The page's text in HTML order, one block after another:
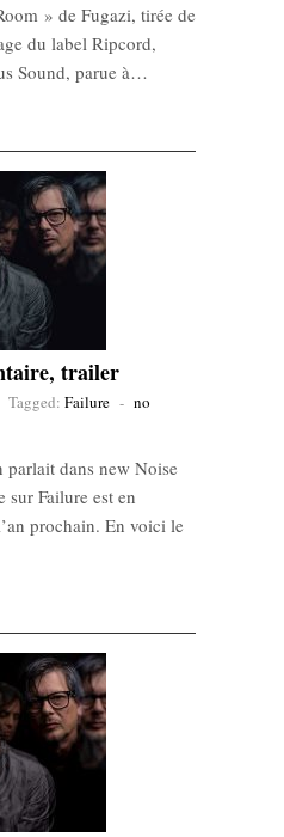
» de Fugazi, tirée de
du label Ripcord,
Sound, parue à…
trailer
Tagged: Failure - no
dans new Noise
sur Failure est en
prochain. En voici le